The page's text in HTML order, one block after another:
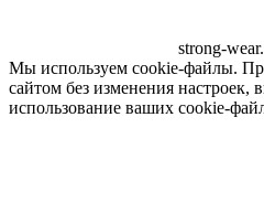
strong-
Мы используем cookie-файлы.
сайтом без изменения настроек,
использование ваших cookie-